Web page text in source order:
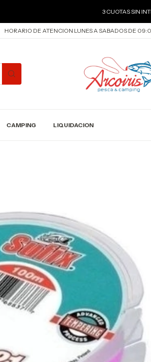
3 CUOTAS SIN INTERES
HORARIO DE ATENCION LUNES A SABADOS DE
CAMPING LIQUIDACION